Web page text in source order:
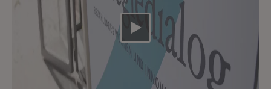
Video abspielen